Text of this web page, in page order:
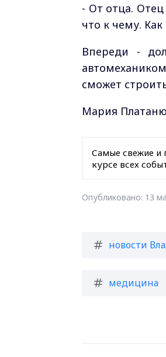
- От отца.
что к чему.
Впереди -
сможет
Мария
Самые свежие и
курсе всех
Опубликовано: 13
новости
медицина